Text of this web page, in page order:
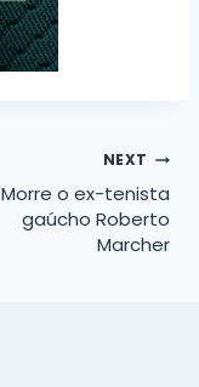
NEXT
Morre o ex-tenista
gaúcho Roberto
Marcher